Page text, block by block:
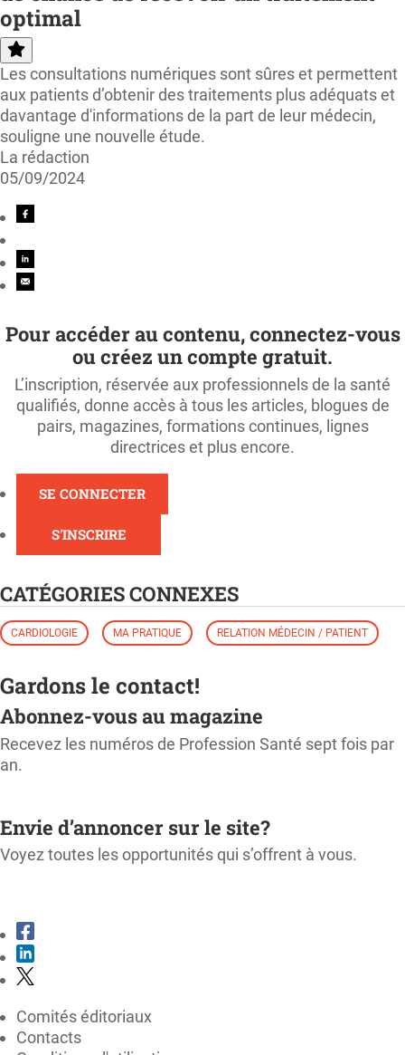
optimal
Les consultations numériques sont sûres et permettent
aux patients d’obtenir des traitements plus adéquats et
davantage d'informations de la part de leur médecin,
souligne une nouvelle étude.
La rédaction
05/09/2024
Pour accéder au contenu, connectez-vous
ou créez un compte gratuit.
L’inscription, réservée aux professionnels de la santé
qualifiés, donne accès à tous les articles, blogues de
pairs, magazines, formations continues, lignes
directrices et plus encore.
SE CONNECTER
S'INSCRIRE
CATÉGORIES CONNEXES
CARDIOLOGIE MA PRATIQUE RELATION MÉDECIN / PATIENT
Gardons le contact!
Abonnez-vous au magazine
Recevez les numéros de Profession Santé sept fois par
an.
Envie d’annoncer sur le site?
Voyez toutes les opportunités qui s’offrent à vous.
Comités éditoriaux
Contacts